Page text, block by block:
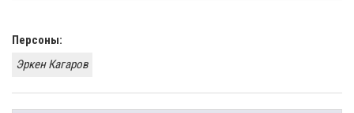
Персоны:
Эркен Кагаров